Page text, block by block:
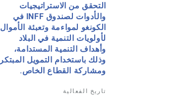
التحقق من الاستراتيجيات
والأدوات لصندوق INFF في
الكونغو لمواءمة وتعبئة الأموال
لأولويات التنمية في البلاد
وأهداف التنمية المستدامة،
وذلك باستخدام التمويل المبتكر
ومشاركة القطاع الخاص.
تاريخ الفعالية